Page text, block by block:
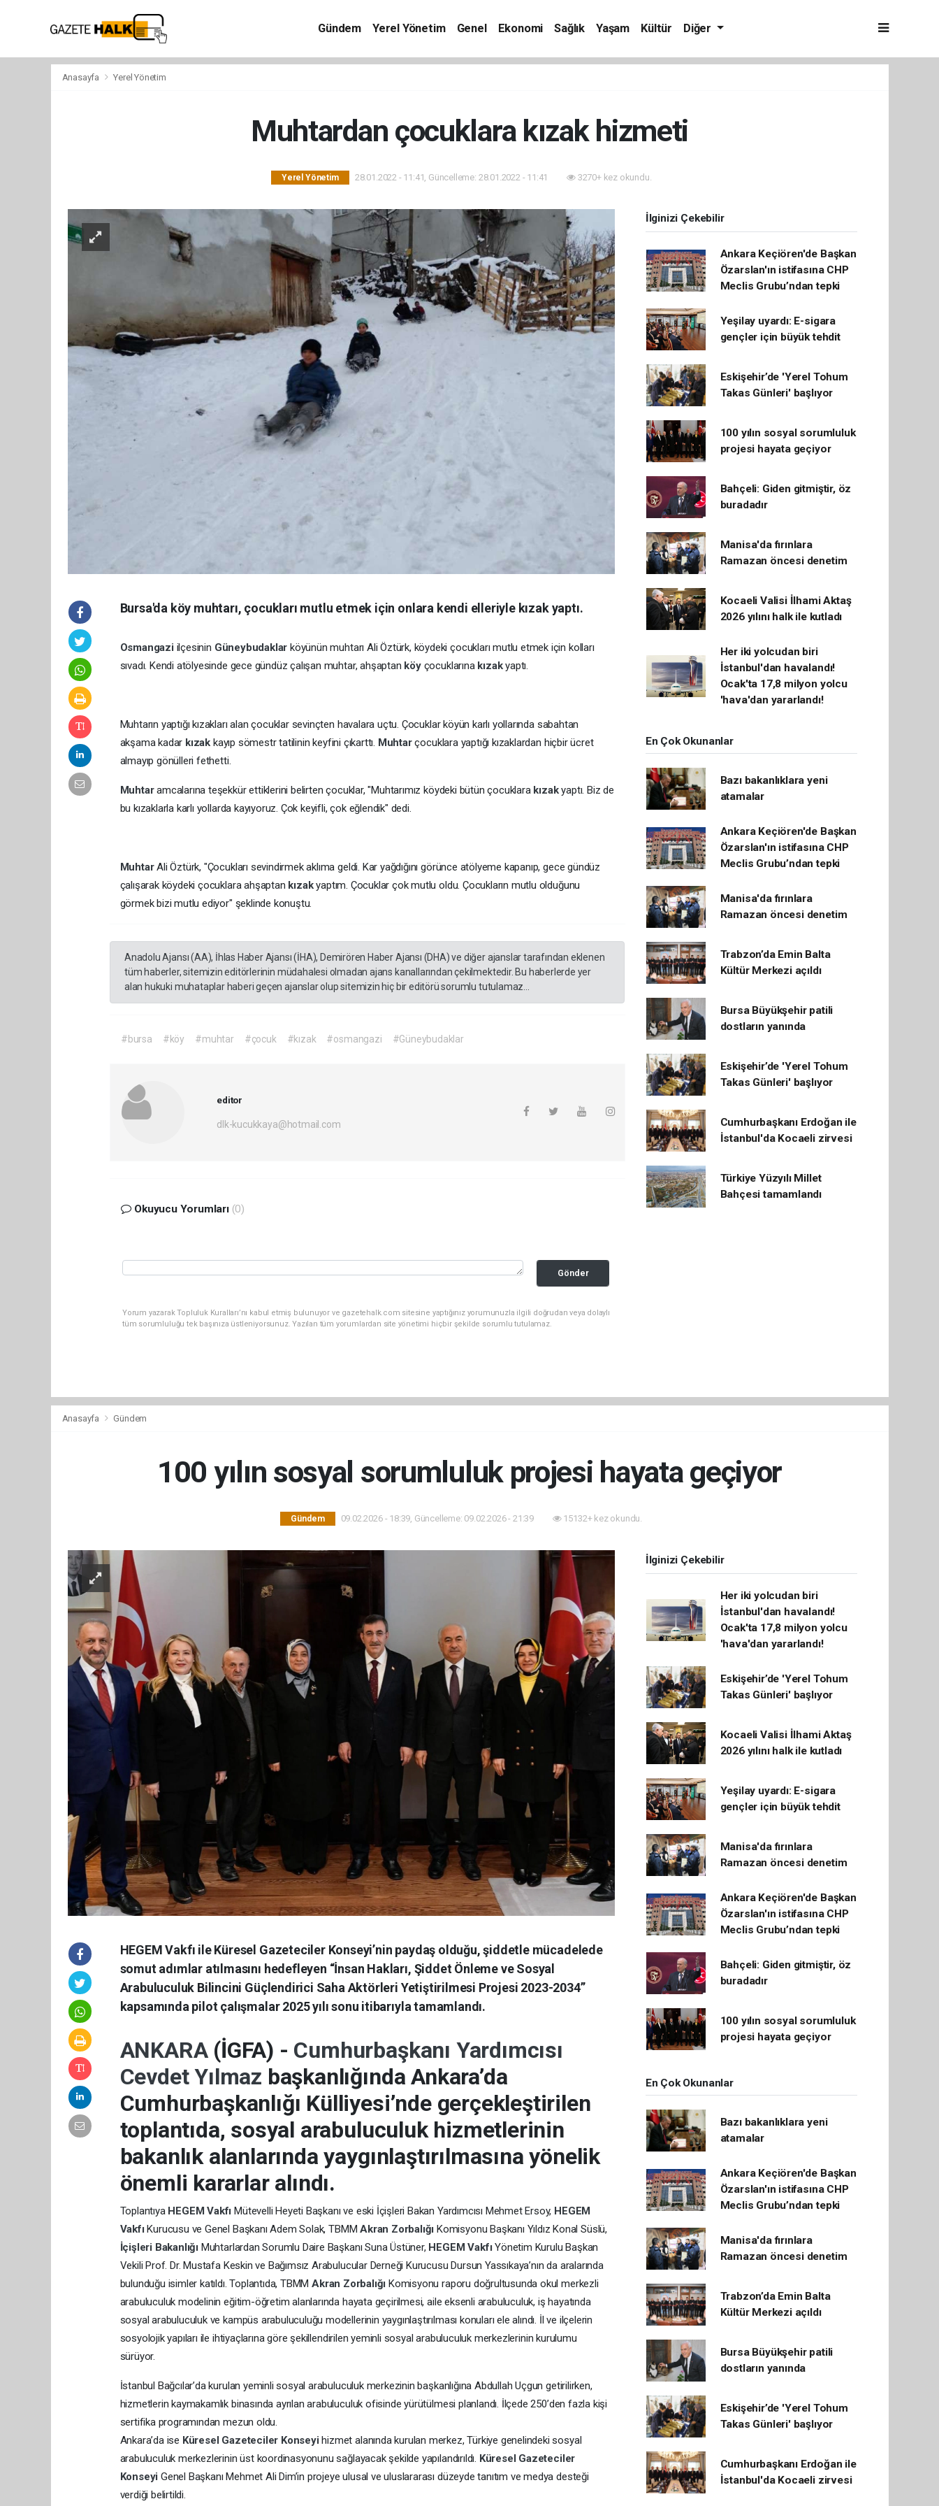
Gündem Yerel Yönetim Genel Ekonomi Sağlık Yaşam Kültür Diğer
Anasayfa Yerel Yönetim
Muhtardan çocuklara kızak hizmeti
Yerel Yönetim 28.01.2022 - 11:41, Güncelleme: 28.01.2022 - 11:41 3270+ kez okundu.
Bursa'da köy muhtarı, çocukları mutlu etmek için onlara kendi elleriyle kızak yaptı.
Osmangazi ilçesinin Güneybudaklarköyünün muhtarı Ali Öztürk, köydeki çocukları mutlu etmek için kolları
sıvadı. Kendi atölyesinde gece gündüz çalışan muhtar, ahşaptan köy çocuklarına kızakyaptı.
Muhtarın yaptığı kızakları alan çocuklar sevinçten havalara uçtu. Çocuklar köyün karlı yollarında sabahtan
akşama kadar kızak kayıp sömestr tatilinin keyfini çıkarttı. Muhtarçocuklara yaptığı kızaklardan hiçbir ücret
almayıp gönülleri fethetti.
Muhtaramcalarına teşekkür ettiklerini belirten çocuklar, "Muhtarımız köydeki bütün çocuklara kızakyaptı. Biz de
bu kızaklarla karlı yollarda kayıyoruz. Çok keyifli, çok eğlendik" dedi.
MuhtarAli Öztürk, "Çocukları sevindirmek aklıma geldi. Kar yağdığını görünce atölyeme kapanıp, gece gündüz
çalışarak köydeki çocuklara ahşaptan kızakyaptım. Çocuklar çok mutlu oldu. Çocukların mutlu olduğunu
görmek bizi mutlu ediyor" şeklinde konuştu.
Anadolu Ajansı (AA), İhlas Haber Ajansı (İHA), Demirören Haber Ajansı (DHA) ve diğer ajanslar tarafından eklenen
tüm haberler, sitemizin editörlerinin müdahalesi olmadan ajans kanallarından çekilmektedir. Bu haberlerde yer
alan hukuki muhataplar haberi geçen ajanslar olup sitemizin hiç bir editörü sorumlu tutulamaz...
#bursa #köy #muhtar #çocuk #kızak #osmangazi #Güneybudaklar
editor
dlk-kucukkaya@hotmail.com
Okuyucu Yorumları (0)
Gönder
Yorum yazarak Topluluk Kuralları’nı kabul etmiş bulunuyor ve gazetehalk.com sitesine yaptığınız yorumunuzla ilgili doğrudan veya dolaylı
tüm sorumluluğu tek başınıza üstleniyorsunuz. Yazılan tüm yorumlardan site yönetimi hiçbir şekilde sorumlu tutulamaz.
İlginizi Çekebilir
Ankara Keçiören'de Başkan
Özarslan'ın istifasına CHP
Meclis Grubu’ndan tepki
Yeşilay uyardı: E-sigara
gençler için büyük tehdit
Eskişehir’de 'Yerel Tohum
Takas Günleri' başlıyor
100 yılın sosyal sorumluluk
projesi hayata geçiyor
Bahçeli: Giden gitmiştir, öz
buradadır
Manisa'da fırınlara
Ramazan öncesi denetim
Kocaeli Valisi İlhami Aktaş
2026 yılını halk ile kutladı
Her iki yolcudan biri
İstanbul'dan havalandı!
Ocak'ta 17,8 milyon yolcu
'hava'dan yararlandı!
En Çok Okunanlar
Bazı bakanlıklara yeni
atamalar
Ankara Keçiören'de Başkan
Özarslan'ın istifasına CHP
Meclis Grubu’ndan tepki
Manisa'da fırınlara
Ramazan öncesi denetim
Trabzon’da Emin Balta
Kültür Merkezi açıldı
Bursa Büyükşehir patili
dostların yanında
Eskişehir’de 'Yerel Tohum
Takas Günleri' başlıyor
Cumhurbaşkanı Erdoğan ile
İstanbul'da Kocaeli zirvesi
Türkiye Yüzyılı Millet
Bahçesi tamamlandı
Anasayfa Gündem
100 yılın sosyal sorumluluk projesi hayata geçiyor
Gündem 09.02.2026 - 18:39, Güncelleme: 09.02.2026 - 21:39 15132+ kez okundu.
HEGEM Vakfı ile Küresel Gazeteciler Konseyi’nin paydaş olduğu, şiddetle mücadelede
somut adımlar atılmasını hedefleyen “İnsan Hakları, Şiddet Önleme ve Sosyal
Arabuluculuk Bilincini Güçlendirici Saha Aktörleri Yetiştirilmesi Projesi 2023-2034”
kapsamında pilot çalışmalar 2025 yılı sonu itibarıyla tamamlandı.
ANKARA (İGFA) - Cumhurbaşkanı Yardımcısı
Cevdet Yılmaz başkanlığında Ankara’da
Cumhurbaşkanlığı Külliyesi’nde gerçekleştirilen
toplantıda, sosyal arabuluculuk hizmetlerinin
bakanlık alanlarında yaygınlaştırılmasına yönelik
önemli kararlar alındı.
Toplantıya HEGEM VakfıMütevelli Heyeti Başkanı ve eski İçişleri Bakan Yardımcısı Mehmet Ersoy, HEGEM
VakfıKurucusu ve Genel Başkanı Adem Solak, TBMMAkran ZorbalığıKomisyonu Başkanı Yıldız Konal Süslü,
İçişleri Bakanlığı Muhtarlardan Sorumlu Daire Başkanı Suna Üstüner, HEGEM VakfıYönetim Kurulu Başkan
Vekili Prof. Dr. Mustafa Keskin ve Bağımsız Arabulucular Derneği Kurucusu Dursun Yassıkaya’nın da aralarında
bulunduğu isimler katıldı. Toplantıda, TBMMAkran ZorbalığıKomisyonu raporu doğrultusunda okul merkezli
arabuluculuk modelinin eğitim-öğretim alanlarında hayata geçirilmesi, aile eksenli arabuluculuk, iş hayatında
sosyal arabuluculuk ve kampüs arabuluculuğu modellerinin yaygınlaştırılması konuları ele alındı. İl ve ilçelerin
sosyolojik yapıları ile ihtiyaçlarına göre şekillendirilen yeminli sosyal arabuluculuk merkezlerinin kurulumu
sürüyor.
İstanbul Bağcılar’da kurulan yeminli sosyal arabuluculuk merkezinin başkanlığına Abdullah Uçgun getirilirken,
hizmetlerin kaymakamlık binasında ayrılan arabuluculuk ofisinde yürütülmesi planlandı. İlçede 250’den fazla kişi
sertifika programından mezun oldu.
Ankara’da ise Küresel Gazeteciler Konseyihizmet alanında kurulan merkez, Türkiye genelindeki sosyal
arabuluculuk merkezlerinin üst koordinasyonunu sağlayacak şekilde yapılandırıldı. Küresel Gazeteciler
Konseyi Genel Başkanı Mehmet Ali Dim’in projeye ulusal ve uluslararası düzeyde tanıtım ve medya desteği
verdiği belirtildi.
İlginizi Çekebilir
Her iki yolcudan biri
İstanbul'dan havalandı!
Ocak'ta 17,8 milyon yolcu
'hava'dan yararlandı!
Eskişehir’de 'Yerel Tohum
Takas Günleri' başlıyor
Kocaeli Valisi İlhami Aktaş
2026 yılını halk ile kutladı
Yeşilay uyardı: E-sigara
gençler için büyük tehdit
Manisa'da fırınlara
Ramazan öncesi denetim
Ankara Keçiören'de Başkan
Özarslan'ın istifasına CHP
Meclis Grubu’ndan tepki
Bahçeli: Giden gitmiştir, öz
buradadır
100 yılın sosyal sorumluluk
projesi hayata geçiyor
En Çok Okunanlar
Bazı bakanlıklara yeni
atamalar
Ankara Keçiören'de Başkan
Özarslan'ın istifasına CHP
Meclis Grubu’ndan tepki
Manisa'da fırınlara
Ramazan öncesi denetim
Trabzon’da Emin Balta
Kültür Merkezi açıldı
Bursa Büyükşehir patili
dostların yanında
Eskişehir’de 'Yerel Tohum
Takas Günleri' başlıyor
Cumhurbaşkanı Erdoğan ile
İstanbul'da Kocaeli zirvesi